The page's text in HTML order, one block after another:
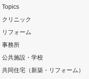
Topics
クリニック
リフォーム
事務所
公共施設・学校
共同住宅（新築・リフォーム）